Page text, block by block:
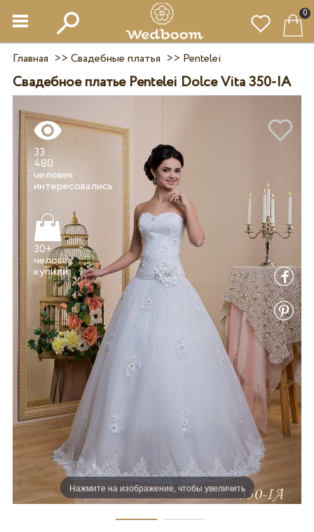
0
Главная >> Свадебные платья >> Pentelei
Свадебное платье Pentelei Dolce Vita 350-IA
Нажмите на изображение, чтобы увеличить
33
480
человек
30+
человек
купили